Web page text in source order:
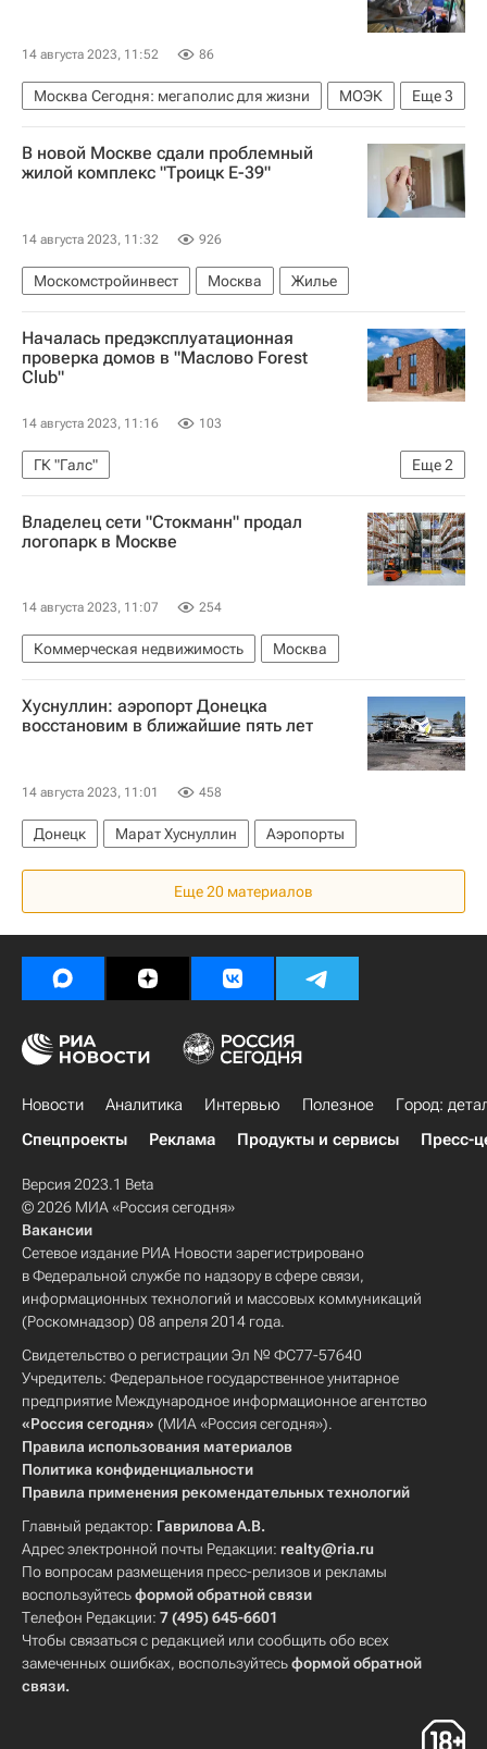
14 августа 2023, 11:52 86
Еще3
Москва Сегодня: мегаполис для жизни
МОЭК
Москва
Городское хозяйство Москвы
Комплекс городского хозяйства Москвы
В новой Москве сдали проблемный
жилой комплекс "Троицк Е-39"
14 августа 2023, 11:32 926
Москомстройинвест Москва Жилье
Началась предэксплуатационная
проверка домов в "Маслово Forest
Club"
14 августа 2023, 11:16 103
Еще2
ГК "Галс"
Московская область (Подмосковье)
Жилье
Владелец сети "Стокманн" продал
логопарк в Москве
14 августа 2023, 11:07 254
Коммерческая недвижимость Москва
Хуснуллин: аэропорт Донецка
восстановим в ближайшие пять лет
14 августа 2023, 11:01 458
Донецк Марат Хуснуллин Аэропорты
Еще 20 материалов
Новости Аналитика Интервью Полезное
Город:
Спецпроекты
Реклама Продукты и сервисы Пресс-
Версия 2023.1 Beta
© 2026 МИА «Россия сегодня»
Вакансии
Сетевое издание РИА Новости зарегистрировано
в Федеральной службе по надзору в сфере связи,
информационных технологий и массовых коммуникаций
(Роскомнадзор) 08 апреля 2014 года.
Свидетельство о регистрации Эл № ФС77-57640
Учредитель: Федеральное государственное унитарное
предприятие Международное информационное агентство
«Россия сегодня» (МИА «Россия сегодня»).
Правила использования материалов
Политика конфиденциальности
Правила применения рекомендательных технологий
Главный редактор: Гаврилова А.В.
Адрес электронной почты Редакции: realty@ria.ru
По вопросам размещения пресс-релизов и рекламы
воспользуйтесьформой обратной связи
Телефон Редакции: 7 (495) 645-6601
Чтобы связаться с редакцией или сообщить обо всех
замеченных ошибках, воспользуйтесьформой обратной
связи.